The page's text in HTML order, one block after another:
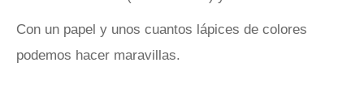
Con un papel y unos cuantos lápices de colores
podemos hacer maravillas.